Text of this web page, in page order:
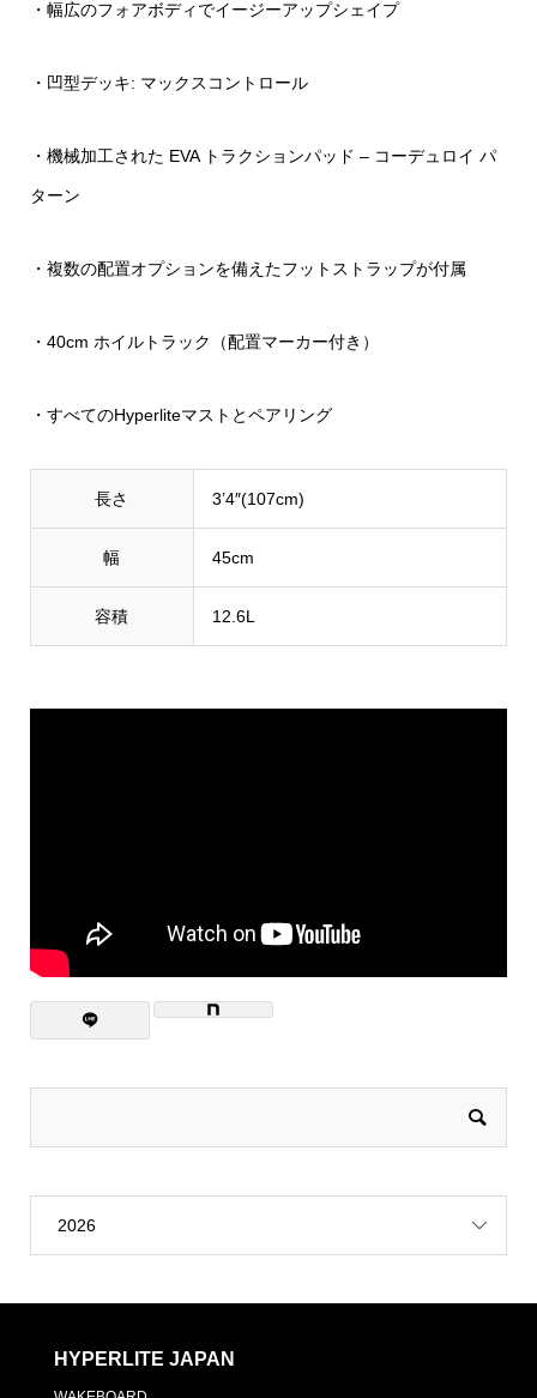
・幅広のフォアボディでイージーアップシェイプ
・凹型デッキ: マックスコントロール
・機械加工された EVA トラクションパッド – コーデュロイ パ
ターン
・複数の配置オプションを備えたフットストラップが付属
・40cm ホイルトラック（配置マーカー付き）
・すべてのHyperliteマストとペアリング
長さ 3’4″(107cm)
幅 45cm
容積 12.6L
2026
HYPERLITE JAPAN